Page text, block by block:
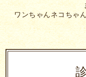
ワンちゃんネコちゃ